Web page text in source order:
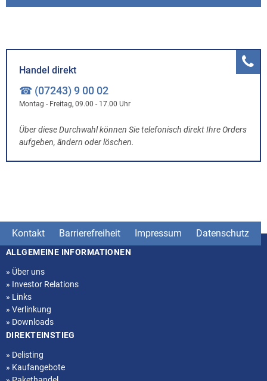
Handel direkt
☎ (07243) 9 00 02
Montag - Freitag, 09.00 - 17.00 Uhr
Über diese Durchwahl können Sie telefonisch direkt Ihre Orders
aufgeben, ändern oder löschen.
Kontakt Barrierefreiheit Impressum Datenschutz
Seitenstruktur
ALLGEMEINE INFORMATIONEN
» Über uns
» Investor Relations
» Links
» Verlinkung
» Downloads
DIREKTEINSTIEG
» Delisting
» Kaufangebote